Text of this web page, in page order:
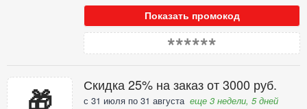
Показать промокод
******
🎁 Скидка 25% на заказ от 3000 руб.
с 31 июля по 31 августа еще 3 недели, 5 дней